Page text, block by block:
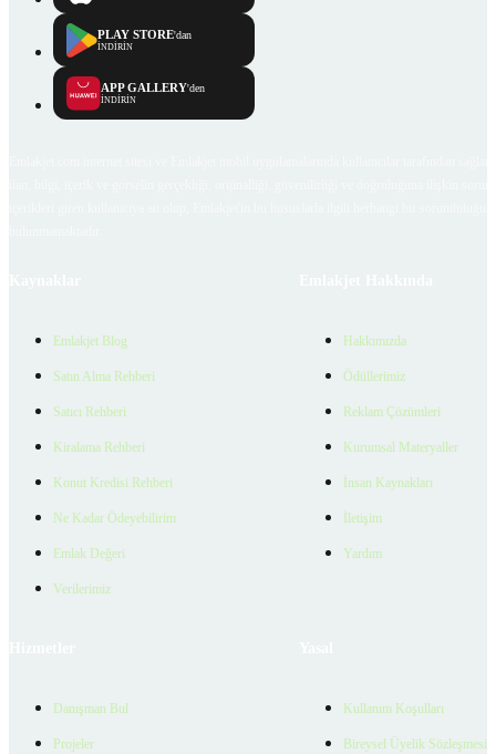
PLAY STORE'dan
İNDİRİN
APP GALLERY'den
İNDİRİN
Emlakjet Blog
Satın Alma Rehberi
Satıcı Rehberi
Kiralama Rehberi
Konut Kredisi Rehberi
Ne Kadar Ödeyebilirim
Emlak Değeri
Verilerimiz
Hakkımızda
Ödüllerimiz
Reklam Çözümleri
Kurumsal Materyaller
İnsan Kaynakları
İletişim
Yardım
Danışman Bul
Projeler
Kullanım Koşulları
Bireysel Üyelik Sözleşmesi